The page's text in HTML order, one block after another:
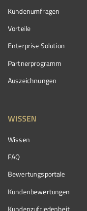
Kundenumfragen
Vorteile
Enterprise Solution
Partnerprogramm
Auszeichnungen
WISSEN
Wissen
FAQ
Bewertungsportale
Kundenbewertungen
Kundenzufriedenheit